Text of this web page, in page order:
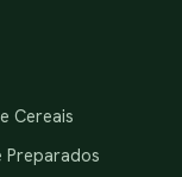
Cereais
Preparados